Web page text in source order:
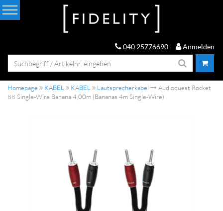
040 25776690 Anmelden
Homepage KABEL KABEL Lautsprecherkabel
Audioquest Rocket
88 Single-Wire Banana 4,00m (Bananas 4m Single-Wire)